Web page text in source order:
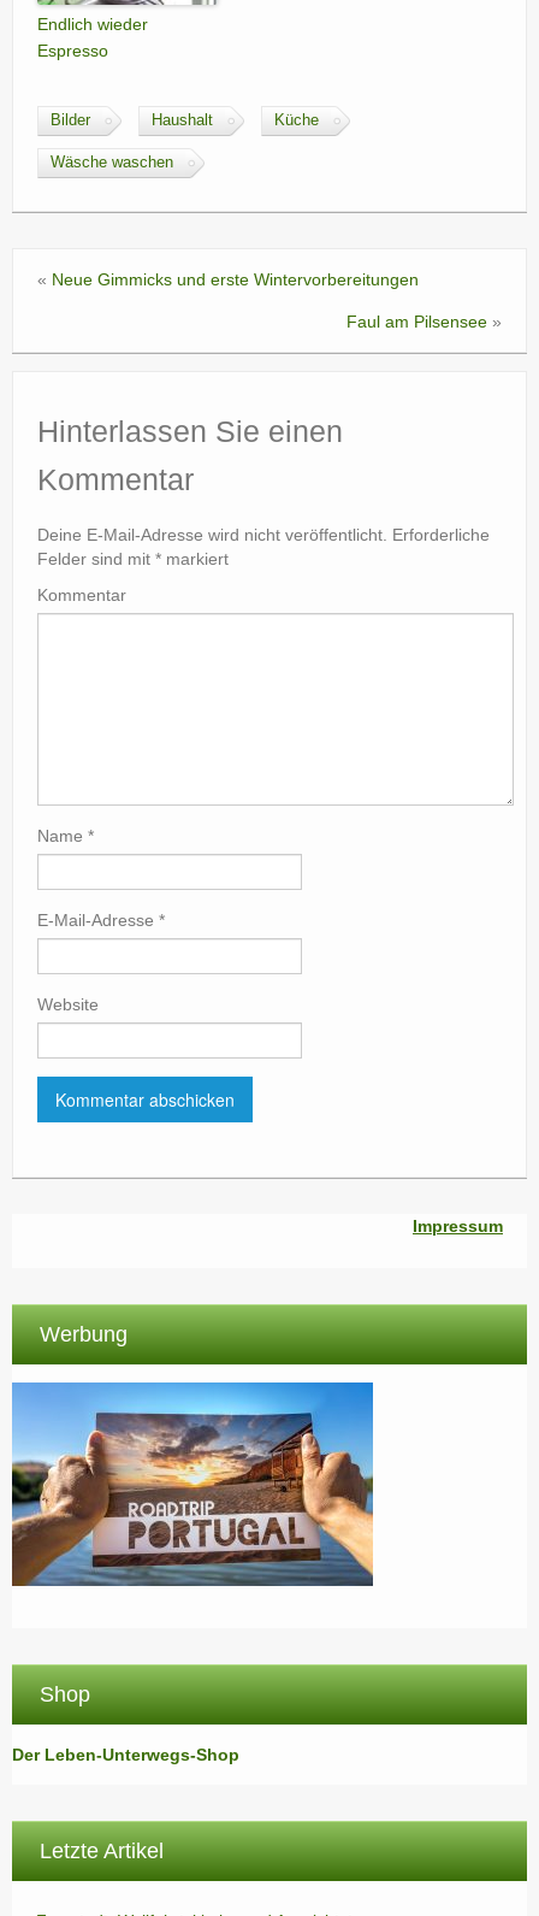
Endlich wieder
Espresso
Bilder Haushalt Küche
Wäsche waschen
« Neue Gimmicks und erste Wintervorbereitungen
Faul am Pilsensee »
Hinterlassen Sie einen
Kommentar
Deine E-Mail-Adresse wird nicht veröffentlicht. Erforderliche
Felder sind mit * markiert
Kommentar
Name *
E-Mail-Adresse *
Website
Impressum
Werbung
Shop
Der Leben-Unterwegs-Shop
Letzte Artikel